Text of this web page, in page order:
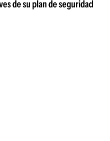
de su plan de seguridad